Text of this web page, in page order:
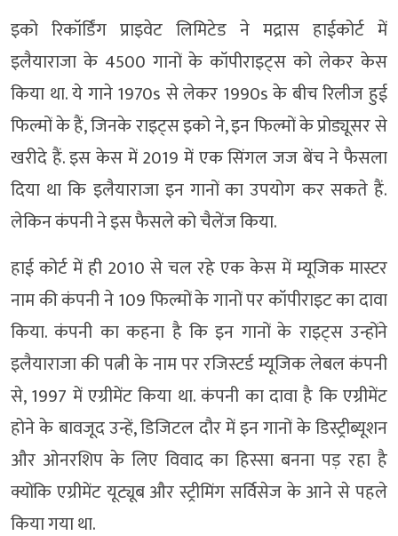
इको रिकॉर्डिंग प्राइवेट लिमिटेड ने मद्रास हाईकोर्ट में
इलैयाराजा के 4500 गानों के कॉपीराइट्स को लेकर केस
किया था. ये गाने 1970s से लेकर 1990s के बीच रिलीज हुई
फिल्मों के हैं, जिनके राइट्स इको ने, इन फिल्मों के प्रोड्यूसर से
खरीदे हैं. इस केस में 2019 में एक सिंगल जज बेंच ने फैसला
दिया था कि इलैयाराजा इन गानों का उपयोग कर सकते हैं.
लेकिन कंपनी ने इस फैसले को चैलेंज किया.
हाई कोर्ट में ही 2010 से चल रहे एक केस में म्यूजिक मास्टर
नाम की कंपनी ने 109 फिल्मों के गानों पर कॉपीराइट का दावा
किया. कंपनी का कहना है कि इन गानों के राइट्स उन्होंने
इलैयाराजा की पत्नी के नाम पर रजिस्टर्ड म्यूजिक लेबल कंपनी
से, 1997 में एग्रीमेंट किया था. कंपनी का दावा है कि एग्रीमेंट
होने के बावजूद उन्हें, डिजिटल दौर में इन गानों के डिस्ट्रीब्यूशन
और ओनरशिप के लिए विवाद का हिस्सा बनना पड़ रहा है
क्योंकि एग्रीमेंट यूट्यूब और स्ट्रीमिंग सर्विसेज के आने से पहले
किया गया था.